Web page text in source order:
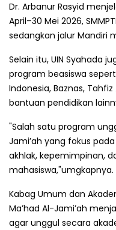
Dr. Arbanur Rasyid
April–30 Mei 2026,
sedangkan jalur Mandiri
Selain itu, UIN Syahada
program beasiswa
Indonesia, Baznas, Tahfiz
bantuan pendidikan
"Salah satu program
Jami’ah yang fokus
akhlak, kepemimpinan,
mahasiswa,"umgkapnya.
Kabag Umum dan
Ma’had Al-Jami’ah
agar unggul secara